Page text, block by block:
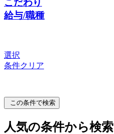
こだわり
給与/職種
選択
条件クリア
この条件で検索
人気の条件から検索